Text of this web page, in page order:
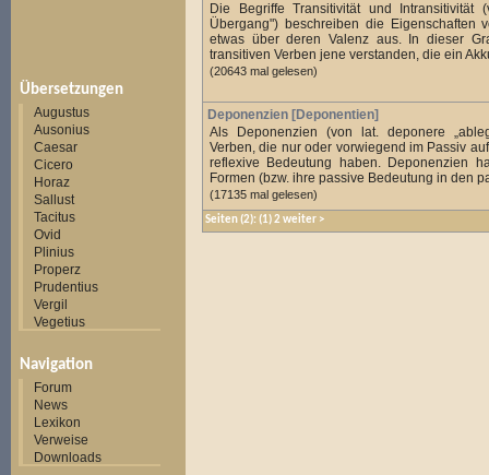
Übersetzungen
Augustus
Ausonius
Caesar
Cicero
Horaz
Sallust
Tacitus
Ovid
Plinius
Properz
Prudentius
Vergil
Vegetius
Navigation
Forum
News
Lexikon
Verweise
Downloads
Die Begriffe Transitivität und Intransitivität
Übergang") beschreiben die Eigenschaften
etwas über deren Valenz aus. In dieser
transitiven Verben jene verstanden, die ein
(20643 mal gelesen)
Deponenzien [Deponentien]
Als Deponenzien (von lat. deponere
Verben, die nur oder vorwiegend im Passiv
reflexive Bedeutung haben. Deponenzien
Formen (bzw. ihre passive Bedeutung in den
(17135 mal gelesen)
Seiten(2): (1)2 weiter >